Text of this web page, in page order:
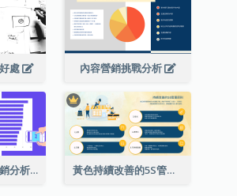
處 內容營銷挑戰分析
電子市場內容營銷分析 黃色持續改善的5S管理原則成功的戰略分析